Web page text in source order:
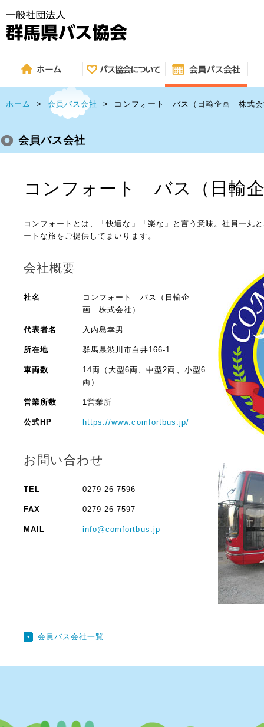
ホーム > 会員バス会社 > コンフォート バス（日輸企画 株式会
会員バス会社
コンフォート バス（日輸
コンフォートとは、「快適な」「楽な」と言う意味。社員一丸
ートな旅をご提供してまいります。
会社概要
社名
コンフォート バス（日輸企
画 株式会社）
代表者名 入内島幸男
所在地 群馬県渋川市白井166-1
車両数
14両（大型6両、中型2両、小型6
両）
営業所数 1営業所
公式HP https://www.comfortbus.jp/
お問い合わせ
TEL 0279-26-7596
FAX 0279-26-7597
MAIL info@comfortbus.jp
会員バス会社一覧